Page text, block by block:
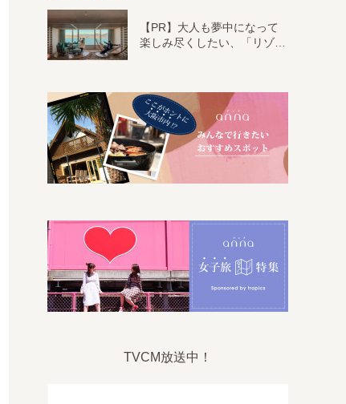
【PR】大人も夢中になって
楽しみ尽くしたい、「リゾ…
TVCM放送中！